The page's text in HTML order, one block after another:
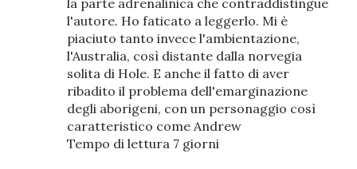
l'autore. Ho faticato a leggerlo. Mi è
piaciuto tanto invece l'ambientazione,
l'Australia, così distante dalla norvegia
solita di Hole. E anche il fatto di aver
ribadito il problema dell'emarginazione
degli aborigeni, con un personaggio così
caratteristico come Andrew
Tempo di lettura 7 giorni